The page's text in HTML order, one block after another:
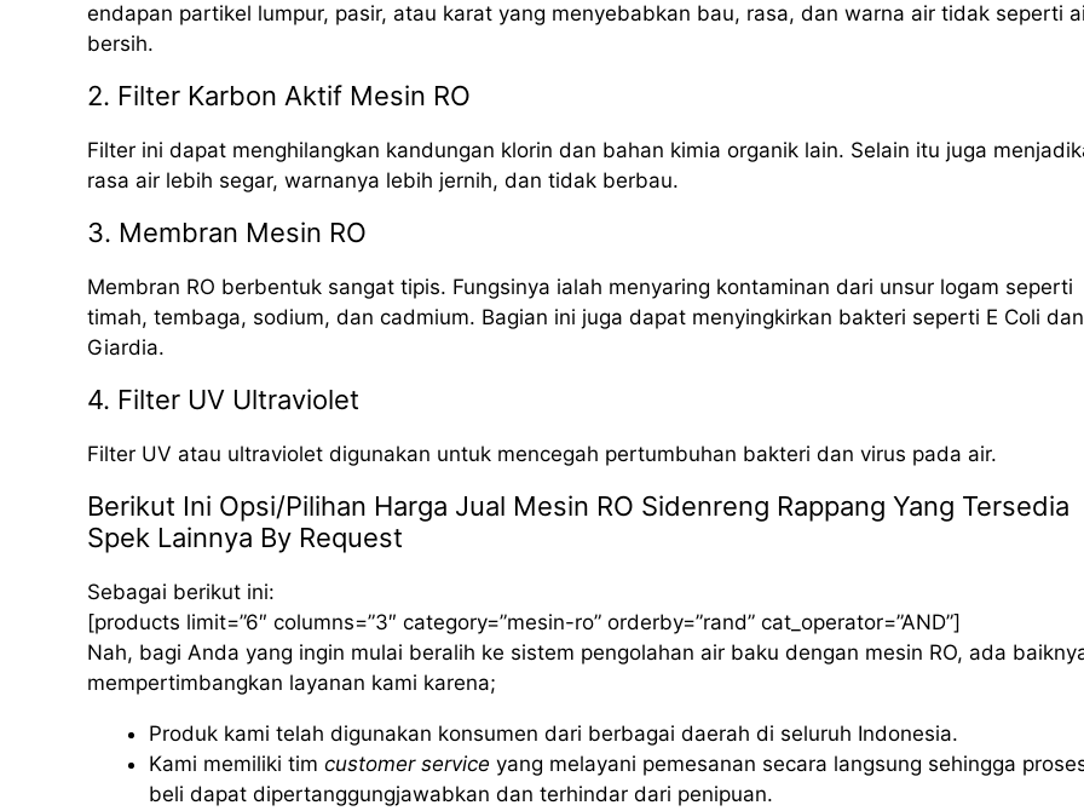
endapan partikel lumpur, pasir, atau karat yang menyebabkan bau, rasa, dan warna air tidak seperti
bersih.
2. Filter Karbon Aktif Mesin RO
Filter ini dapat menghilangkan kandungan klorin dan bahan kimia organik lain. Selain itu juga
rasa air lebih segar, warnanya lebih jernih, dan tidak berbau.
3. Membran Mesin RO
Membran RO berbentuk sangat tipis. Fungsinya ialah menyaring kontaminan dari unsur logam seperti
timah, tembaga, sodium, dan cadmium. Bagian ini juga dapat menyingkirkan bakteri seperti E Coli dan
Giardia.
4. Filter UV Ultraviolet
Filter UV atau ultraviolet digunakan untuk mencegah pertumbuhan bakteri dan virus pada air.
Berikut Ini Opsi/Pilihan Harga Jual Mesin RO Sidenreng Rappang Yang Tersedia
Spek Lainnya By Request
Sebagai berikut ini:
[products limit=”6″ columns=”3″ category=”mesin-ro” orderby=”rand” cat_operator=”AND”]
Nah, bagi Anda yang ingin mulai beralih ke sistem pengolahan air baku dengan mesin RO, ada
mempertimbangkan layanan kami karena;
Produk kami telah digunakan konsumen dari berbagai daerah di seluruh Indonesia.
Kami memiliki tim customer service yang melayani pemesanan secara langsung sehingga
beli dapat dipertanggungjawabkan dan terhindar dari penipuan.